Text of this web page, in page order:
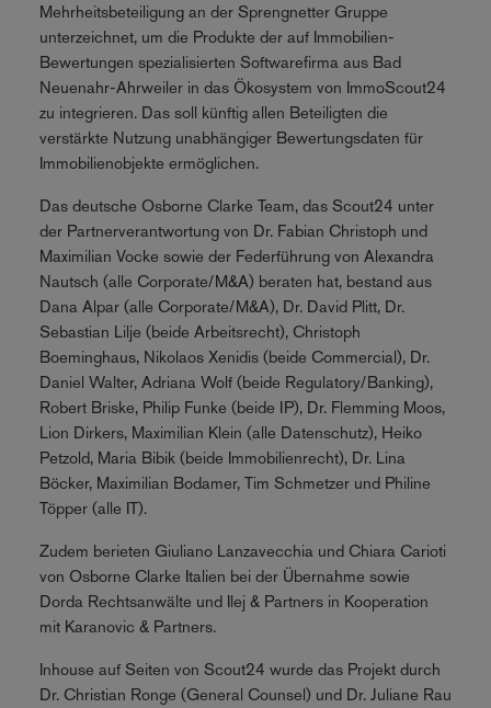
Mehrheitsbeteiligung an der Sprengnetter Gruppe
unterzeichnet, um die Produkte der auf Immobilien-
Bewertungen spezialisierten Softwarefirma aus Bad
Neuenahr-Ahrweiler in das Ökosystem von ImmoScout24
zu integrieren. Das soll künftig allen Beteiligten die
verstärkte Nutzung unabhängiger Bewertungsdaten für
Immobilienobjekte ermöglichen.
Das deutsche Osborne Clarke Team, das Scout24 unter
der Partnerverantwortung von Dr. Fabian Christoph und
Maximilian Vocke sowie der Federführung von Alexandra
Nautsch (alle Corporate/M&A) beraten hat, bestand aus
Dana Alpar (alle Corporate/M&A), Dr. David Plitt, Dr.
Sebastian Lilje (beide Arbeitsrecht), Christoph
Boeminghaus, Nikolaos Xenidis (beide Commercial), Dr.
Daniel Walter, Adriana Wolf (beide Regulatory/Banking),
Robert Briske, Philip Funke (beide IP), Dr. Flemming Moos,
Lion Dirkers, Maximilian Klein (alle Datenschutz), Heiko
Petzold, Maria Bibik (beide Immobilienrecht), Dr. Lina
Böcker, Maximilian Bodamer, Tim Schmetzer und Philine
Töpper (alle IT).
Zudem berieten Giuliano Lanzavecchia und Chiara Carioti
von Osborne Clarke Italien bei der Übernahme sowie
Dorda Rechtsanwälte und Ilej & Partners in Kooperation
mit Karanovic & Partners.
Inhouse auf Seiten von Scout24 wurde das Projekt durch
Dr. Christian Ronge (General Counsel) und Dr. Juliane Rau